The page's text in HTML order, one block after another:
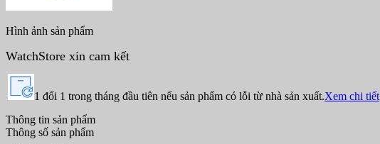
Hình ảnh sản phẩm
WatchStore xin cam kết
1 đổi 1 trong tháng đầu tiên nếu sản phẩm có lỗi từ nhà sản xuất.Xem chi tiết
Thông tin sản phẩm
Thông số sản phẩm